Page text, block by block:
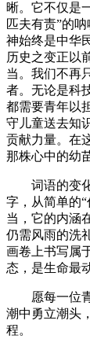
晰。它不仅是
匹夫有责”的
神始终是中华
历史之变正以
当。我们不再
者。无论是科
都需要青年以
守儿童送去知
贡献力量。在
那株心中的幼
词语的变化
字，从简单的
当，它的内涵
仍需风雨的洗
画卷上书写属
态，是生命最
愿每一位青
潮中勇立潮头
程。